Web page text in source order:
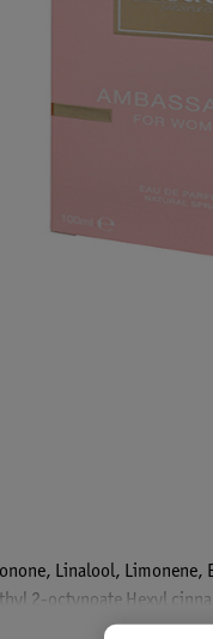
Linalool, Limonene,
2-octynoate Hexyl
Cinnamal